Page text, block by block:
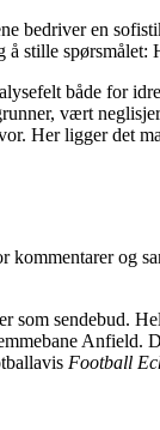
bedriver en
stille spørsmålet:
både for
vært
Her ligger det
og
som sendebud.
Anfield.
Football